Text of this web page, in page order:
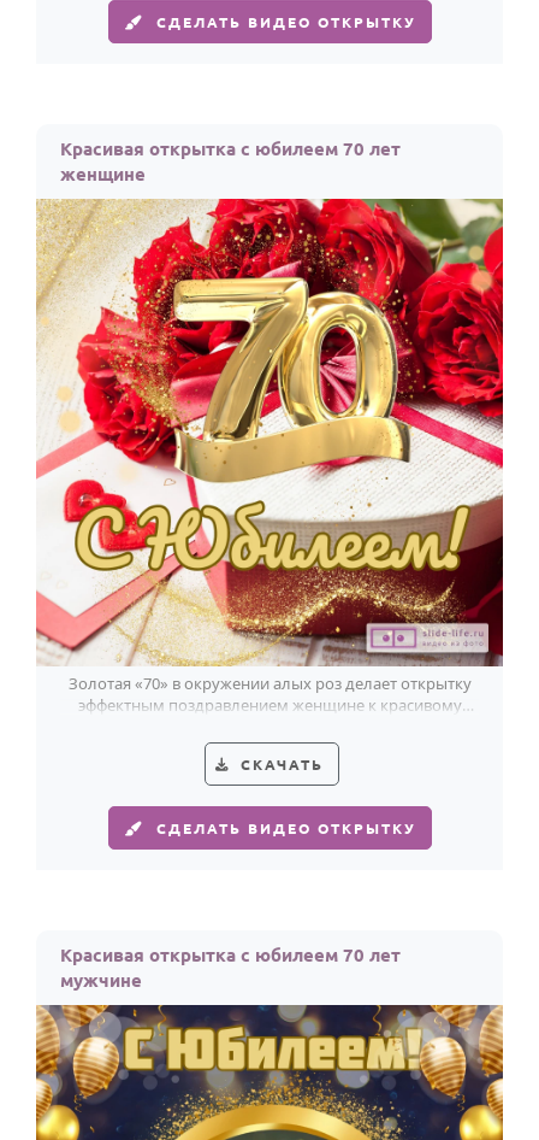
По годам
СДЕЛАТЬ ВИДЕО ОТКРЫТКУ
Красивая открытка с юбилеем 70 лет
женщине
Золотая «70» в окружении алых роз делает открытку
эффектным поздравлением женщине к красивому
СКАЧАТЬ
СДЕЛАТЬ ВИДЕО ОТКРЫТКУ
Красивая открытка с юбилеем 70 лет
мужчине